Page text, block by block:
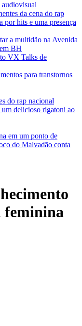
audiovisual
da cena do rap
por hits e uma presença
a multidão na Avenida
BH
VX Talks de
para transtornos
do rap nacional
delicioso rigatoni ao
em um ponto de
do Malvadão conta
feminina